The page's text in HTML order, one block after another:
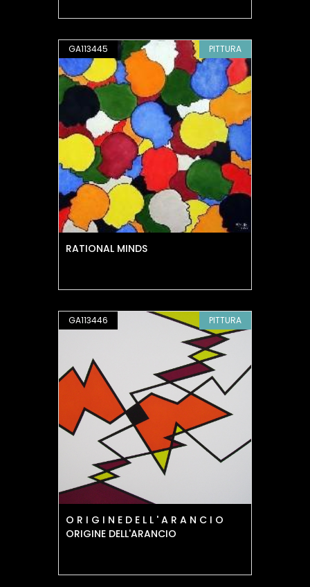
GA113445 PITTURA
RATIONAL MINDS
GA113446 PITTURA
O R I G I N E D E L L ' A R A N C I O
ORIGINE DELL'ARANCIO